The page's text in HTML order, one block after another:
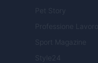
Pet Story
Professione Lavoro
Sport Magazine
Style24